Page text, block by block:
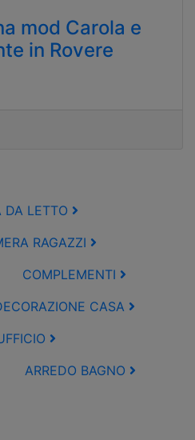
mod Carola e
in Rovere
DA LETTO
RAGAZZI
COMPLEMENTI
CASA
ARREDO BAGNO